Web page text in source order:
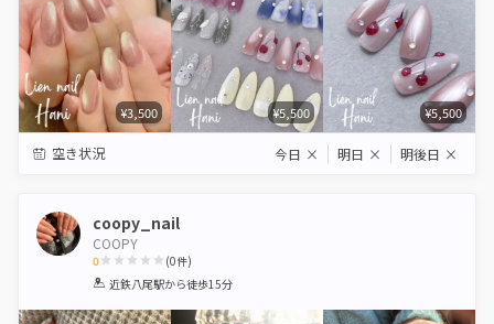
¥3,500 ¥5,500 ¥5,500
空き状況 今日 × 明日 × 明後日 ×
coopy_nail
COOPY
0
1 2 3 4 5
(0件)
近鉄八尾駅から徒歩15分